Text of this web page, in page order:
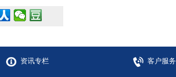
资讯专栏 客户服务